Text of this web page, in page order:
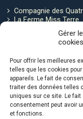
Gérer
cookies
Pour offrir les meilleures
telles que les cookies
appareils. Le fait de
traiter des données telles
uniques sur ce site. Le fait
consentement peut avoir
et fonctions.
Compagnie des
La Ferme Miss Terre
Politique de cookies